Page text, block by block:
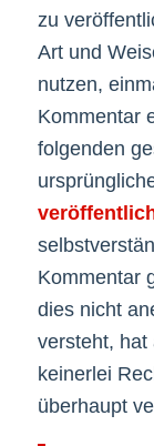
zu
Art und
nutzen,
Kommentar
folgenden
Kommentar
dies nicht
versteht, hat
keinerlei
überhaupt